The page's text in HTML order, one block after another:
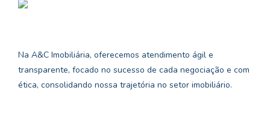
Na A&C Imobiliária, oferecemos atendimento ágil e
transparente, focado no sucesso de cada negociação e com
ética, consolidando nossa trajetória no setor imobiliário.